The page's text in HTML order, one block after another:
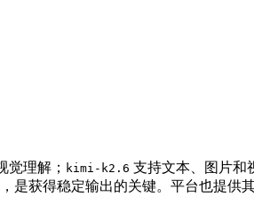
理解； kimi-k2.6 支持文本、图片和
是获得稳定输出的关键。平台也提供